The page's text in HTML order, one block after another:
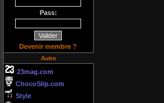
Pass:
Devenir membre ?
Autre
23mag.com
ChocoSlip.com
Style